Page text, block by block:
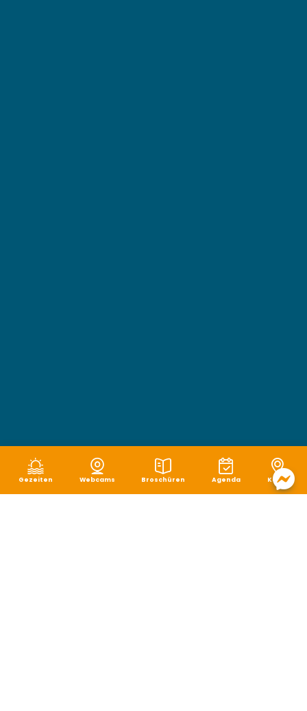
Gezeiten Webcams Broschüren Agenda Karte